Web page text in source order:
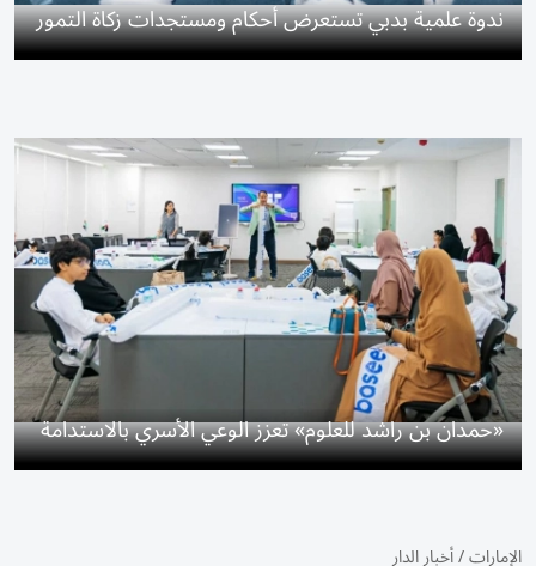
ندوة علمية بدبي تستعرض أحكام ومستجدات زكاة التمور
«حمدان بن راشد للعلوم» تعزز الوعي الأسري بالاستدامة
الإمارات/أخبار الدار